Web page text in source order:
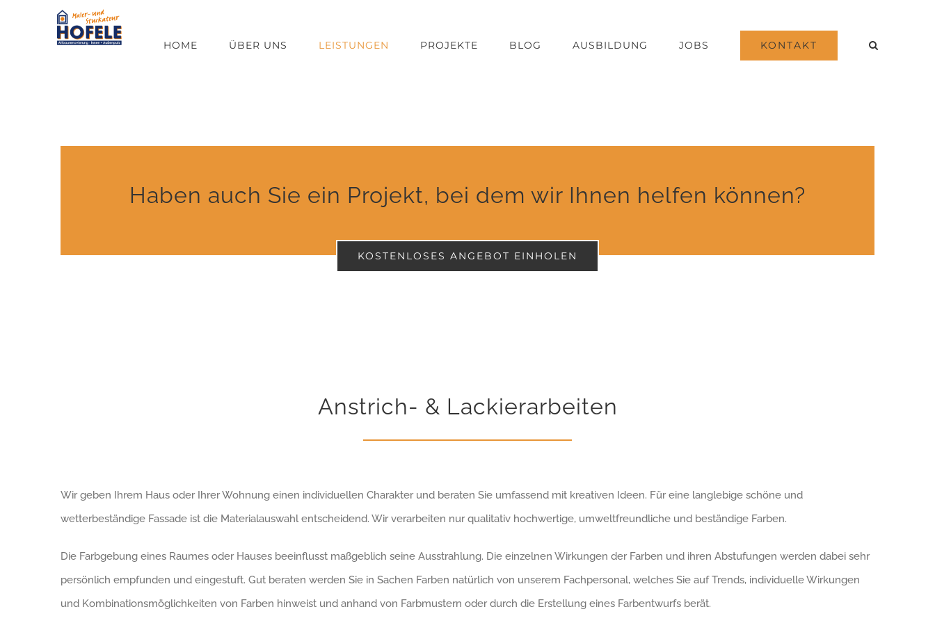
HOME ÜBER UNS LEISTUNGEN PROJEKTE BLOG AUSBILDUNG JOBS KONTAKT
Haben auch Sie ein Projekt, bei dem wir Ihnen helfen können?
KOSTENLOSES ANGEBOT EINHOLEN
Anstrich- & Lackierarbeiten
Wir geben Ihrem Haus oder Ihrer Wohnung einen individuellen Charakter und beraten Sie umfassend mit kreativen Ideen. Für eine langlebige schöne und
wetterbeständige Fassade ist die Materialauswahl entscheidend. Wir verarbeiten nur qualitativ hochwertige, umweltfreundliche und beständige Farben.
Die Farbgebung eines Raumes oder Hauses beeinflusst maßgeblich seine Ausstrahlung. Die einzelnen Wirkungen der Farben und ihren Abstufungen werden dabei sehr
persönlich empfunden und eingestuft. Gut beraten werden Sie in Sachen Farben natürlich von unserem Fachpersonal, welches Sie auf Trends, individuelle Wirkungen
und Kombinationsmöglichkeiten von Farben hinweist und anhand von Farbmustern oder durch die Erstellung eines Farbentwurfs berät.